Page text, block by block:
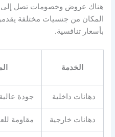
المكان من جنسيات مختلفة
بأسعار تنافسية.
الخدمة
دهانات داخلية جودة
دهانات خارجية مقاومة